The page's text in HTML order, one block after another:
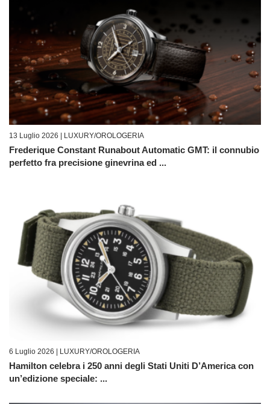
13 Luglio 2026 | LUXURY/OROLOGERIA
Frederique Constant Runabout Automatic GMT: il connubio
perfetto fra precisione ginevrina ed ...
6 Luglio 2026 | LUXURY/OROLOGERIA
Hamilton celebra i 250 anni degli Stati Uniti D’America con
un’edizione speciale: ...